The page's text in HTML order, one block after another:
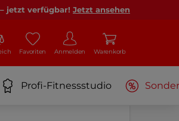
jetzt verfügbar! Jetzt ansehen
Favoriten Anmelden Warenkorb
Profi-Fitnessstudio